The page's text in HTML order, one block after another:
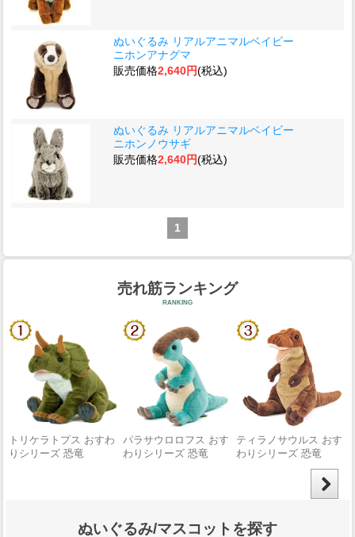
ぬいぐるみ リアルアニマルベイビー
ニホンアナグマ
販売価格2,640円(税込)
ぬいぐるみ リアルアニマルベイビー
ニホンノウサギ
販売価格2,640円(税込)
1
ぬいぐるみ/マスコットを探す